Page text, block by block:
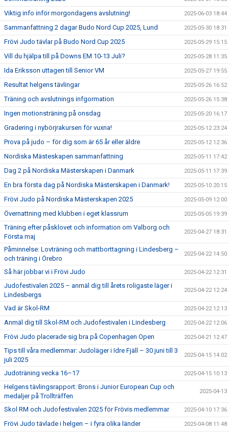
Viktig info inför morgondagens avslutning! 2025-06-03 18:44
Sammanfattning 2 dagar Budo Nord Cup 2025, Lund 2025-05-30 18:31
Frövi Judo tävlar på Budo Nord Cup 2025 2025-05-29 15:15
Vill du hjälpa till på Downs EM 10-13 Juli? 2025-05-28 11:35
Ida Eriksson uttagen till Senior VM 2025-05-27 19:55
Resultat helgens tävlingar 2025-05-26 16:52
Träning och avslutnings infgormation 2025-05-26 15:38
Ingen motionsträning på onsdag 2025-05-20 16:17
Gradering i nybörjrakursen för vuxna! 2025-05-12 23:24
Prova på judo – för dig som är 65 år eller äldre 2025-05-12 12:36
Nordiska Mästeskapen sammanfattning 2025-05-11 17:42
Dag 2 på Nordiska Mästerskapen i Danmark 2025-05-11 17:39
En bra första dag på Nordiska Mästerskapen i Danmark! 2025-05-10 20:15
Frövi Judo på Nordiska Mästerskapen 2025 2025-05-09 12:00
Övernattning med klubben i eget klassrum 2025-05-05 19:39
Träning efter påsklovet och information om Valborg och
Första maj
2025-04-27 18:31
Påminnelse: Lovträning och mattborttagning i Lindesberg –
och träning i Örebro
2025-04-22 14:50
Så här jobbar vi i Frövi Judo 2025-04-22 12:31
Judofestivalen 2025 – anmäl dig till årets roligaste läger i
Lindesbergs
2025-04-22 12:24
Vad är Skol-RM 2025-04-22 12:13
Anmäl dig till Skol-RM och Judofestivalen i Lindesberg 2025-04-22 12:06
Frövi Judo placerade sig bra på Copenhagen Open 2025-04-21 12:47
Tips till våra medlemmar: Judoläger i Idre Fjäll – 30 juni till 3
juli 2025
2025-04-15 14:02
Judoträning vecka 16–17 2025-04-15 10:13
Helgens tävlingsrapport: Brons i Junior European Cup och
medaljer på Trollträffen
2025-04-13
Skol RM och Judofestivalen 2025 för Frövis medlemmar 2025-04-10 17:36
Frövi Judo tävlade i helgen – i fyra olika länder 2025-04-08 11:48